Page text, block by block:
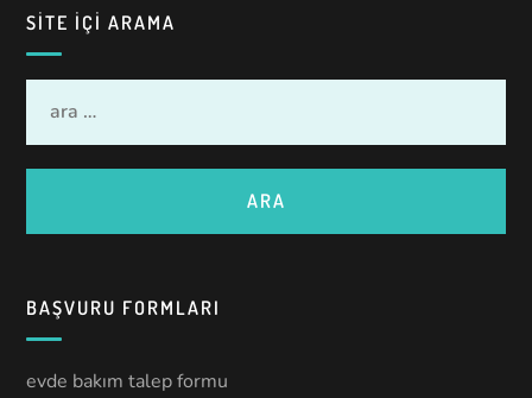
SITE IÇI ARAMA
BAŞVURU FORMLARI
evde bakım talep formu